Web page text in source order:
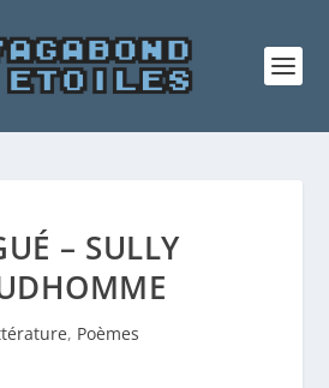
– SULLY
, Poèmes